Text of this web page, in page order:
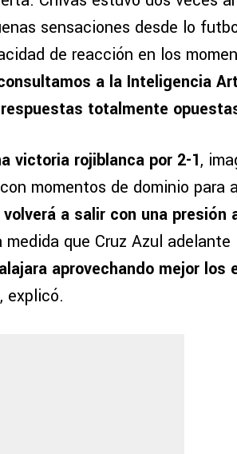
sensaciones desde lo
de reacción en los
a la Inteligencia
totalmente
victoria rojiblanca por 2-1,
momentos de dominio para
volverá a salir con una presión
que Cruz Azul
aprovechando mejor los
, explicó.